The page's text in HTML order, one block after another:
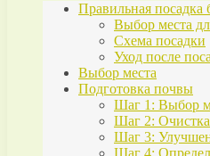
Правильная посадка
Выбор места
Схема посадки
Уход после
Выбор места
Подготовка почвы
Шаг 1: Выбор
Шаг 2:
Шаг 3: